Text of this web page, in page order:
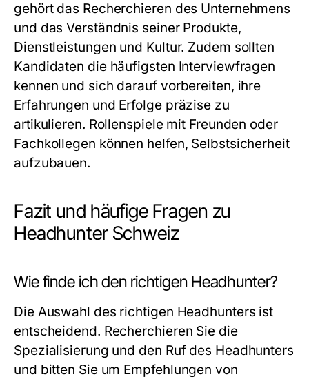
gehört das Recherchieren des Unternehmens
und das Verständnis seiner Produkte,
Dienstleistungen und Kultur. Zudem sollten
Kandidaten die häufigsten Interviewfragen
kennen und sich darauf vorbereiten, ihre
Erfahrungen und Erfolge präzise zu
artikulieren. Rollenspiele mit Freunden oder
Fachkollegen können helfen, Selbstsicherheit
aufzubauen.
Fazit und häufige Fragen zu
Headhunter Schweiz
Wie finde ich den richtigen Headhunter?
Die Auswahl des richtigen Headhunters ist
entscheidend. Recherchieren Sie die
Spezialisierung und den Ruf des Headhunters
und bitten Sie um Empfehlungen von